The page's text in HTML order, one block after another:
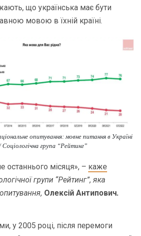
що українська має бути
мовою в їхній країні.
опитування: мовне питання в Україні
група “Рейтинг”
останнього місяця», – каже
групи “Рейтинг”, яка
Олексій Антипович.
у 2005 році, після перемоги